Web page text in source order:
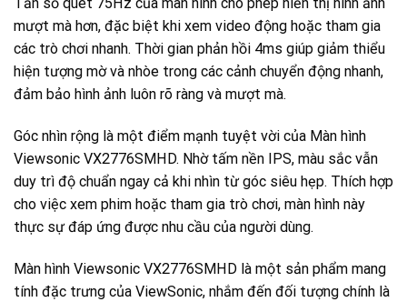
Tần số quét 75Hz của màn hình cho phép hiển thị hình ảnh
mượt mà hơn, đặc biệt khi xem video động hoặc tham gia
các trò chơi nhanh. Thời gian phản hồi 4ms giúp giảm thiểu
hiện tượng mờ và nhòe trong các cảnh chuyển động nhanh,
đảm bảo hình ảnh luôn rõ ràng và mượt mà.
Góc nhìn rộng là một điểm mạnh tuyệt vời của Màn hình
Viewsonic VX2776SMHD. Nhờ tấm nền IPS, màu sắc vẫn
duy trì độ chuẩn ngay cả khi nhìn từ góc siêu hẹp. Thích hợp
cho việc xem phim hoặc tham gia trò chơi, màn hình này
thực sự đáp ứng được nhu cầu của người dùng.
Màn hình Viewsonic VX2776SMHD là một sản phẩm mang
tính đặc trưng của ViewSonic, nhắm đến đối tượng chính là